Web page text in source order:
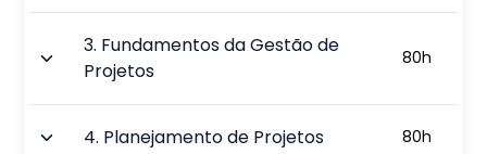
3. Fundamentos da Gestão de
Projetos
80h
4. Planejamento de Projetos 80h